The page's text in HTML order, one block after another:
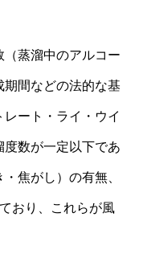
蒸溜中のアルコー
期間などの法的な基
ート・ライ・ウイ
度数が一定以下であ
焦がし）の有無、
おり、これらが風